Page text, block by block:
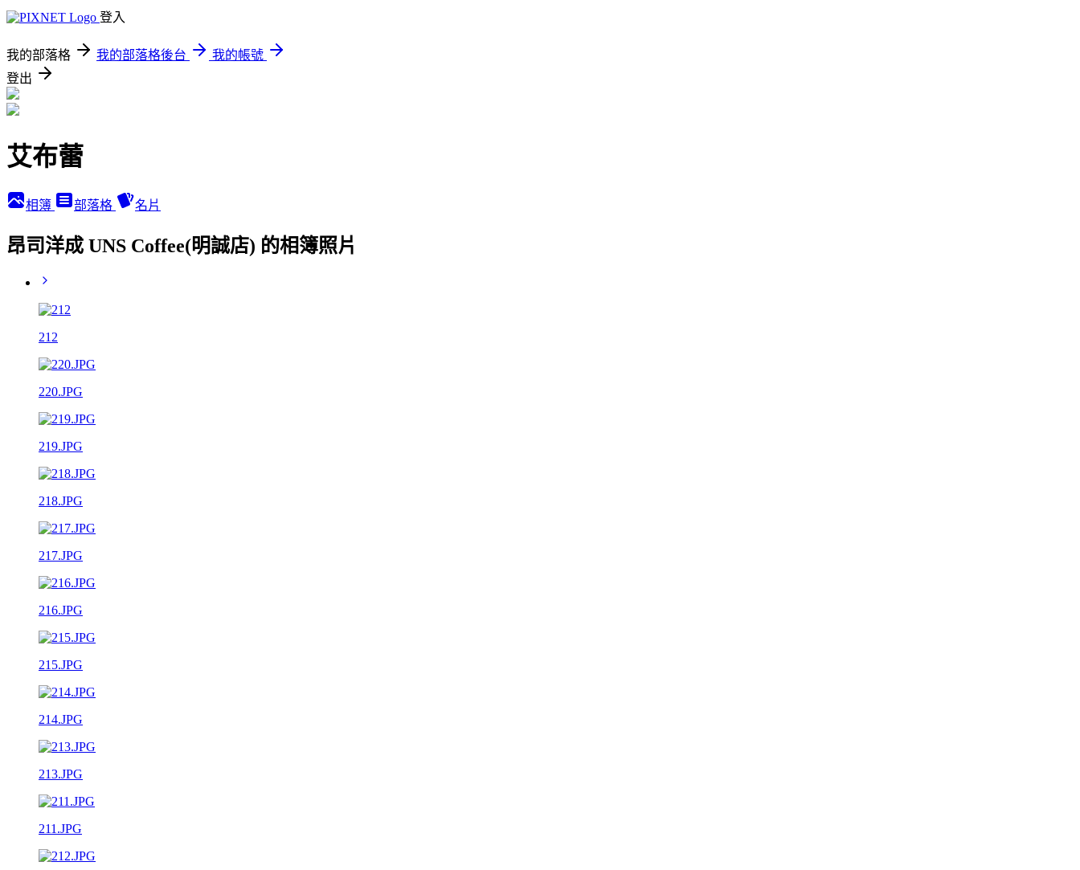
登入
我的部落格 我的部落格後台
我的帳號
登出
艾布蕾
相簿 部落格 名片
昂司洋成 UNS Coffee(明誠店) 的相簿照片
212
220.JPG
219.JPG
218.JPG
217.JPG
216.JPG
215.JPG
214.JPG
213.JPG
211.JPG